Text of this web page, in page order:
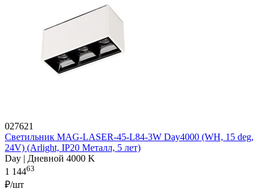
027621
Светильник MAG-LASER-45-L84-3W Day4000 (WH, 15 deg,
24V) (Arlight, IP20 Металл, 5 лет)
Day | Дневной 4000 K
1 14463
₽/шт